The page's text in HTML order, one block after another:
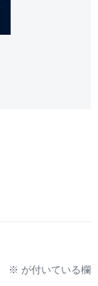
※ が付いている欄